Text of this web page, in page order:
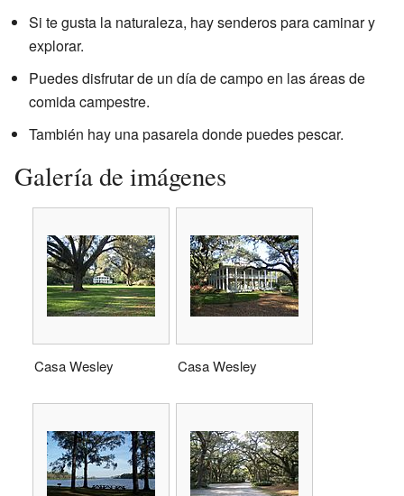
Si te gusta la naturaleza, hay senderos para caminar y
explorar.
Puedes disfrutar de un día de campo en las áreas de
comida campestre.
También hay una pasarela donde puedes pescar.
Galería de imágenes
Casa Wesley Casa Wesley